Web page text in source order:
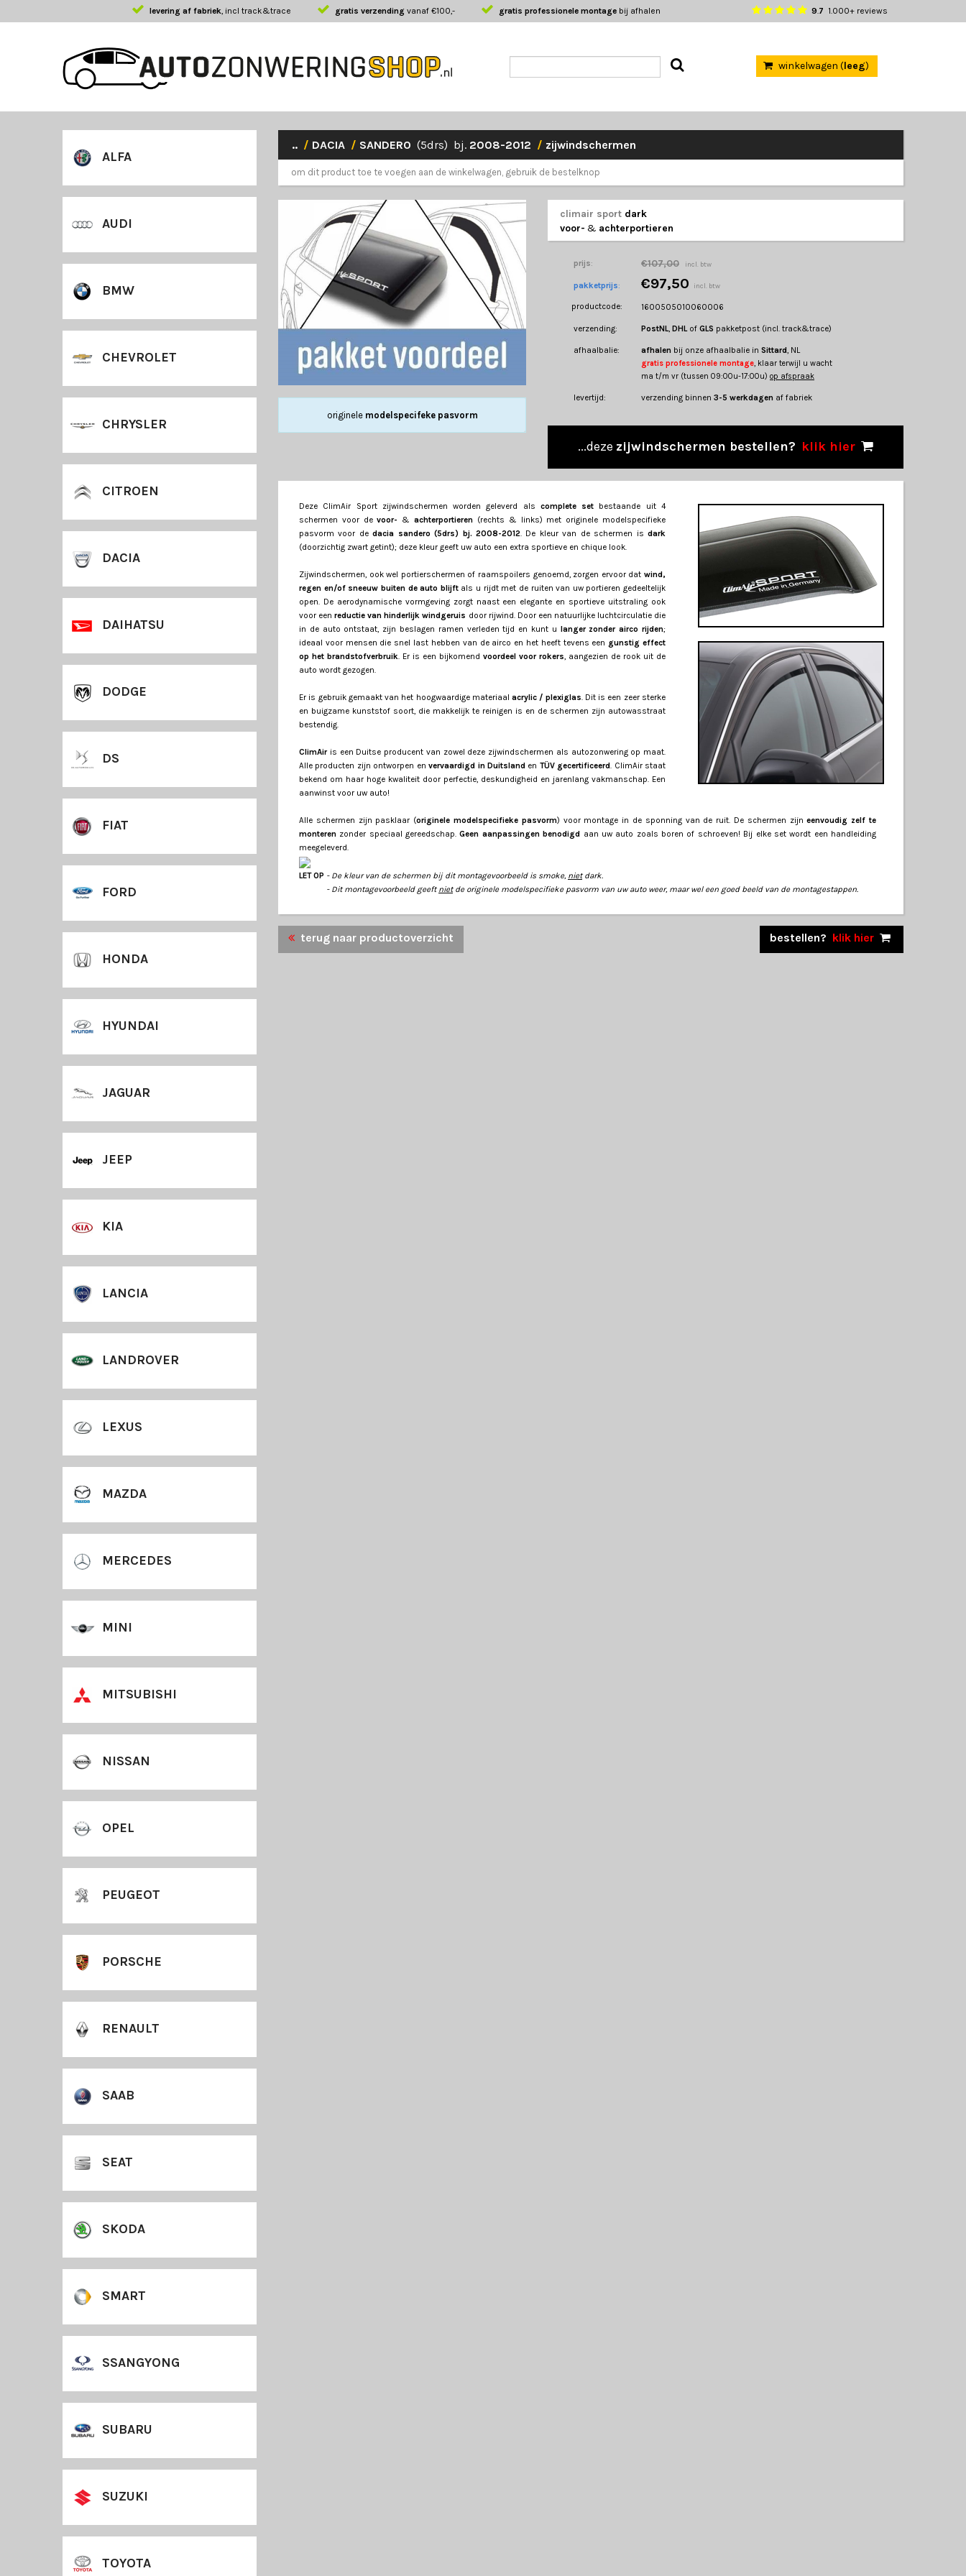
levering af fabriek, incl track&trace gratis verzending vanaf €100,- gratis professionele montage bij afhalen 9.7 1.000+ reviews
winkelwagen (leeg)
ALFA
AUDI
BMW
CHEVROLET
CHRYSLER
CITROEN
DACIA
DAIHATSU
DODGE
DS
FIAT
FORD
HONDA
HYUNDAI
JAGUAR
JEEP
KIA
LANCIA
LANDROVER
LEXUS
MAZDA
MERCEDES
MINI
MITSUBISHI
NISSAN
OPEL
PEUGEOT
PORSCHE
RENAULT
SAAB
SEAT
SKODA
SMART
SSANGYONG
SUBARU
SUZUKI
TOYOTA
.. / DACIA / SANDERO (5drs) bj. 2008-2012 / zijwindschermen
om dit product toe te voegen aan de winkelwagen, gebruik de bestelknop
originele modelspecifeke pasvorm
climair sport dark
voor- & achterportieren
prijs: €107,00 incl. btw
pakketprijs: €97,50 incl. btw
productcode: 1600505010060006
verzending: PostNL, DHLof GLS pakketpost (incl. track&trace)
afhaalbalie: afhalen bij onze afhaalbalie in Sittard, NL
gratis professionele montage, klaar terwijl u wacht
ma t/m vr (tussen 09:00u-17:00u) op afspraak
levertijd: verzending binnen 3-5 werkdagen af fabriek
...deze zijwindschermen bestellen? klik hier
Deze ClimAir Sport zijwindschermen worden geleverd als complete set bestaande uit 4
schermen voor devoor- &achterportieren (rechts & links) met originele modelspecifieke
pasvorm voor dedacia sandero (5drs) bj. 2008-2012. De kleur van de schermen isdark
(doorzichtig zwart getint); deze kleur geeft uw auto een extra sportieve en chique look.
Zijwindschermen, ook wel portierschermen of raamspoilers genoemd, zorgen ervoor dat wind,
regen en/of sneeuw buiten de auto blijftals u rijdt met de ruiten van uw portieren gedeeltelijk
open. De aerodynamische vormgeving zorgt naast een elegante en sportieve uitstraling ook
voor eenreductie van hinderlijk windgeruis door rijwind. Door een natuurlijke luchtcirculatie die
in de auto ontstaat, zijn beslagen ramen verleden tijd en kunt u langer zonder airco rijden;
ideaal voor mensen die snel last hebben van de airco en het heeft tevens een gunstig effect
op het brandstofverbruik. Er is een bijkomend voordeel voor rokers, aangezien de rook uit de
auto wordt gezogen.
Er is gebruik gemaakt van het hoogwaardige materiaalacrylic / plexiglas. Dit is een zeer sterke
en buigzame kunststof soort, die makkelijk te reinigen is en de schermen zijn autowasstraat
bestendig.
ClimAiris een Duitse producent van zowel deze zijwindschermen als autozonwering op maat.
Alle producten zijn ontworpen envervaardigd in Duitslanden TÜV gecertificeerd. ClimAir staat
bekend om haar hoge kwaliteit door perfectie, deskundigheid en jarenlang vakmanschap. Een
aanwinst voor uw auto!
Alle schermen zijn pasklaar (originele modelspecifieke pasvorm) voor montage in de sponning van de ruit. De schermen zijneenvoudig zelf te
monteren zonder speciaal gereedschap.Geen aanpassingen benodigd aan uw auto zoals boren of schroeven! Bij elke set wordt een handleiding
meegeleverd.
LET OP - De kleur van de schermen bij dit montagevoorbeeld is smoke, nietdark.
- Dit montagevoorbeeld geeftnietde originele modelspecifieke pasvorm van uw auto weer, maar wel een goed beeld van de montagestappen.
terug naar productoverzicht bestellen? klik hier